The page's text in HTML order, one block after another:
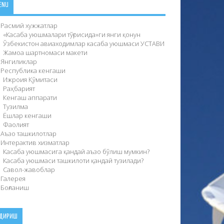
Расмий хужжатлар
«Касаба уюшмалари тўғрисида»ги янги қонун
Ўзбекистон авиаходимлар касаба уюшмаси УСТAВИ
Жамоа шартномаси макети
Янгиликлар
Республика кенгаши
Ижроия Қўмитаси
Раҳбарият
Кенгаш аппарати
Тузилма
Ёшлар кенгаши
Фаолият
Аъзо ташкилотлар
Интерактив хизматлар
Касаба уюшмасига қандай аъзо бўлиш мумкин?
Касаба уюшмаси ташкилоти қандай тузилади?
Савол-жавоблар
Галерея
Боғланиш